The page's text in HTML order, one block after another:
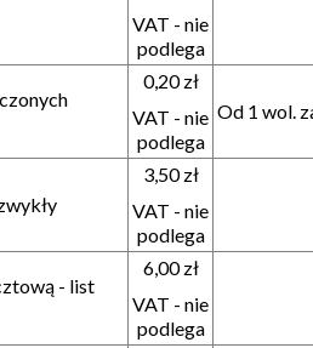
VAT - nie
podlega
0,20 zł
VAT - nie
podlega
Od 1 wol.
3,50 zł
VAT - nie
podlega
- list
6,00 zł
VAT - nie
podlega